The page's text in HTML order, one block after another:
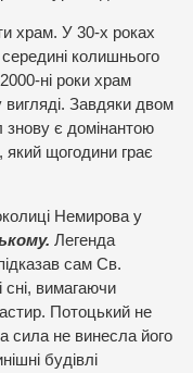
храм. У 30-х роках
колишнього
ні роки храм
вигляді. Завдяки двом
є домінантою
щогодини грає
Немирова у
Легенда
сам Св.
сні, вимагаючи
Потоцький не
сила не винесла його
будівлі